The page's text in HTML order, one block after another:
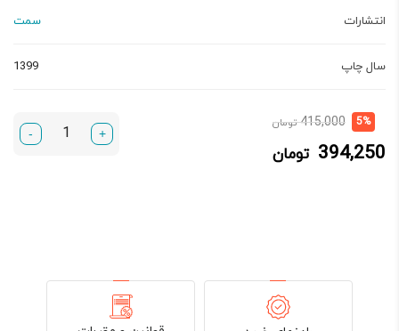
انتشارات سمت
سال چاپ 1399
5%
415,000 تومانقیمت
394,250 تومان
قیمت
394,250 تومان.
+
-